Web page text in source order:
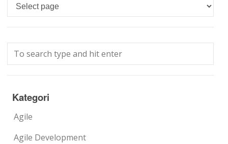
Languages
Kategori
Agile
Agile Development